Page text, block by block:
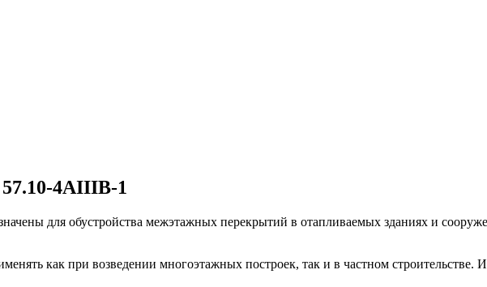
4АIIIВ-1
для обустройства межэтажных перекрытий в отапливаемых зданиях и
как при возведении многоэтажных построек, так и в частном строительстве.